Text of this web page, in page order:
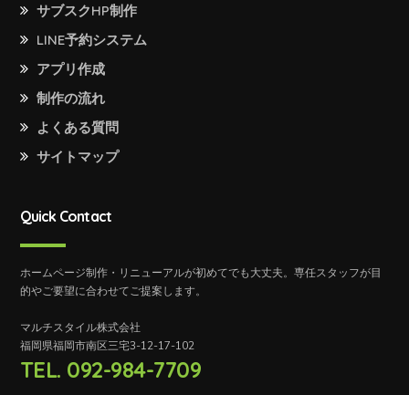
サブスクHP制作
LINE予約システム
アプリ作成
制作の流れ
よくある質問
サイトマップ
Quick Contact
ホームページ制作・リニューアルが初めてでも大丈夫。専任スタッフが目
的やご要望に合わせてご提案します。
マルチスタイル株式会社
福岡県福岡市南区三宅3-12-17-102
TEL. 092-984-7709